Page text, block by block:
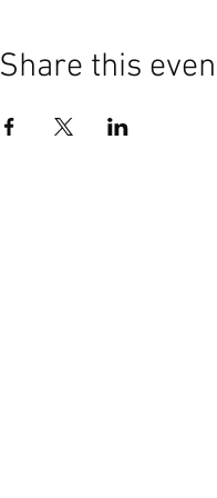
Share this